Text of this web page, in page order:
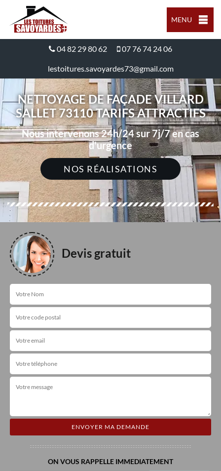
MENU
04 82 29 80 62 07 76 74 24 06
lestoitures.savoyardes73@gmail.com
NETTOYAGE DE FAÇADE VILLARD
SALLET 73110 TARIFS ATTRACTIFS
Nous intervenons 24h/24 sur 7j/7 en cas
d'urgence
NOS RÉALISATIONS
Devis gratuit
ON VOUS RAPPELLE IMMEDIATEMENT